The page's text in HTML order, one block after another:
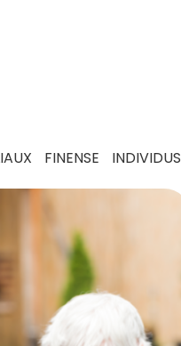
FINENSE INDIVIDUS